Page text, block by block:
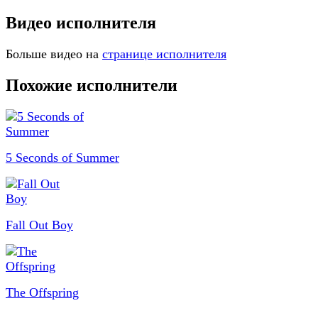
Видео исполнителя
Больше видео на странице исполнителя
Похожие исполнители
5 Seconds of Summer
Fall Out Boy
The Offspring